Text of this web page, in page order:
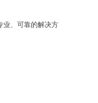
业、可靠的解决方